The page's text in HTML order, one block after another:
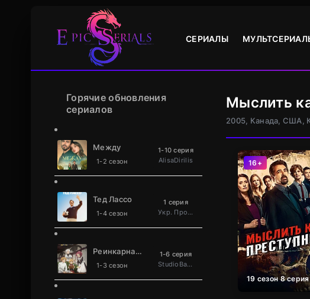
СЕРИАЛЫ
Горячие обновления
сериалов
Между
1-2 сезон
1-10 серия
AlisaDirilis
Тед Лассо
1-4 сезон
1 серия
Укр. Проф. багатоголосий
Реинкарнация безработного
1-3 сезон
1-6 серия
StudioBand
Мыслить
2005, Канада, США,
16+
19 сезон 8 серия